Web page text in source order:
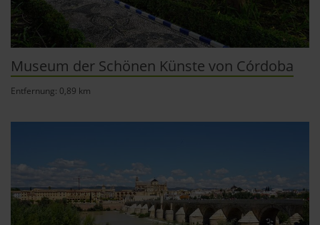
Abschnitt Einzelheitenfest.
andalusien360.de verwendet Cookies
Einige von ihnen sind notwendig, während andere nicht
notwendig sind, jedoch helfen das Onlineangebot zu
per Klick auf »Anpassen« anders entscheiden. Die
Einwilligung umfasst alle vorausgewählten, bzw. von dir
ausgewählten Cookies. Du kannst diese Einstellungen
jederzeit aufrufen und Cookies auch nachträglich
Museum der Schönen Künste von Córdoba
Entfernung: 0,89 km